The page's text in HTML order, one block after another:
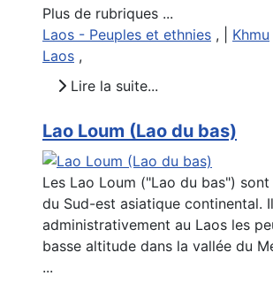
Plus de rubriques ...
Laos - Peuples et ethnies , | Khmu
Laos ,
Lire la suite...
Lao Loum (Lao du bas)
Les Lao Loum ("Lao du bas")
du Sud-est asiatique continental.
administrativement au Laos les
basse altitude dans la vallée du
...